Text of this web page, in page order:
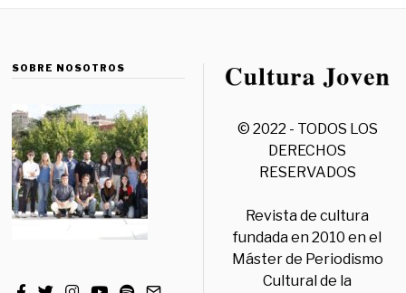
SOBRE NOSOTROS
© 2022 - TODOS LOS
DERECHOS
RESERVADOS
Revista de cultura
fundada en 2010 en el
Máster de Periodismo
Cultural de la